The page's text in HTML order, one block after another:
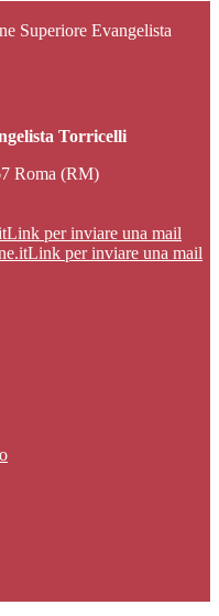
Superiore Evangelista
Torricelli
Roma (RM)
Link per inviare una mail
Link per inviare una mail